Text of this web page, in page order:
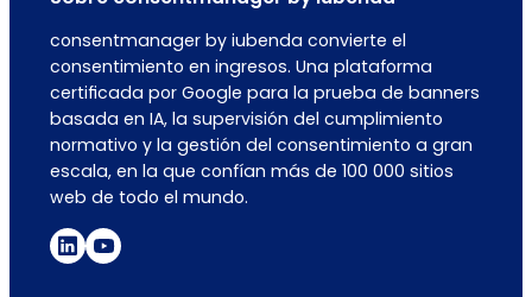
consentmanager by iubenda convierte el
consentimiento en ingresos. Una plataforma
certificada por Google para la prueba de banners
basada en IA, la supervisión del cumplimiento
normativo y la gestión del consentimiento a gran
escala, en la que confían más de 100 000 sitios
web de todo el mundo.